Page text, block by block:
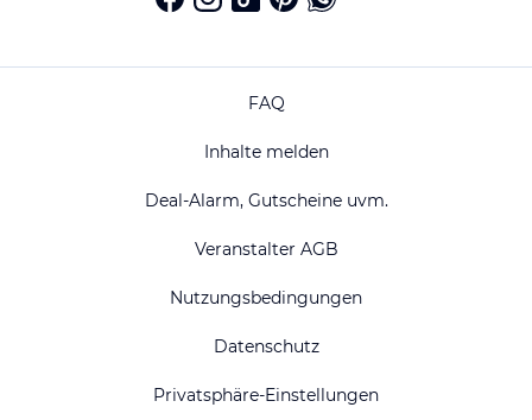
FAQ
Inhalte melden
Deal-Alarm, Gutscheine uvm.
Veranstalter AGB
Nutzungsbedingungen
Datenschutz
Privatsphäre-Einstellungen